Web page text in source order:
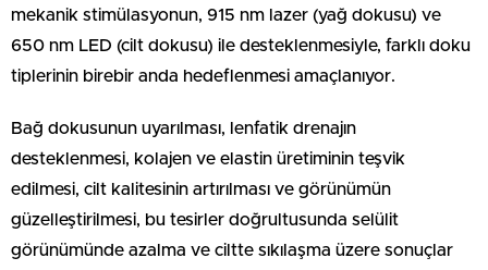
mekanik stimülasyonun, 915 nm lazer (yağ dokusu) ve
650 nm LED (cilt dokusu) ile desteklenmesiyle, farklı doku
tiplerinin birebir anda hedeflenmesi amaçlanıyor.
Bağ dokusunun uyarılması, lenfatik drenajın
desteklenmesi, kolajen ve elastin üretiminin teşvik
edilmesi, cilt kalitesinin artırılması ve görünümün
güzelleştirilmesi, bu tesirler doğrultusunda selülit
görünümünde azalma ve ciltte sıkılaşma üzere sonuçlar